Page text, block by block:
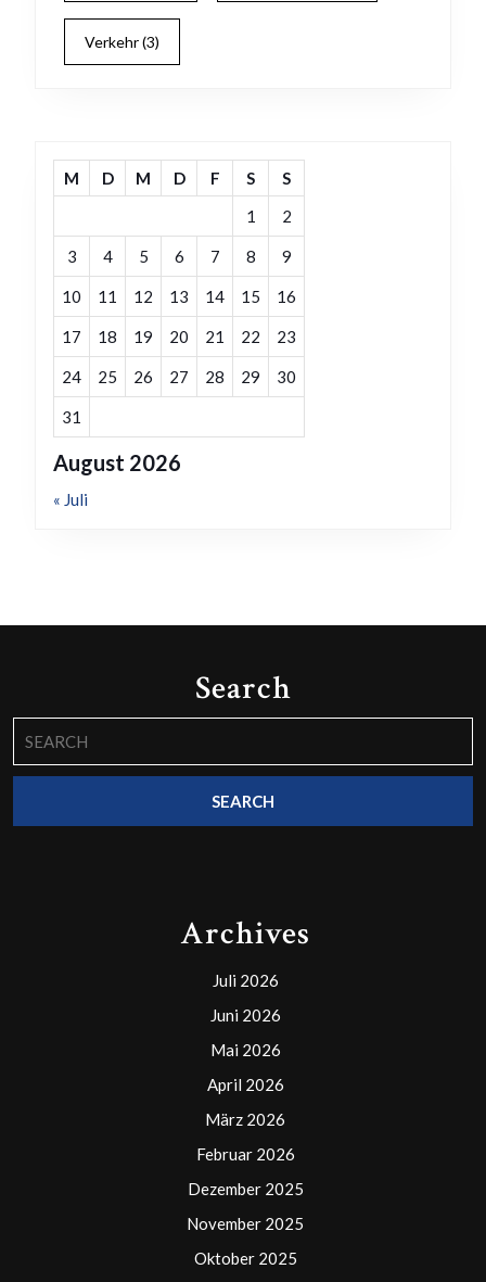
Verkehr(3)
August 2026
M D M D F S
S
1
2
3 4 5 6 7 8 9
10 11 12 13 14 15 16
17 18 19 20 21 22 23
24 25 26 27 28 29 30
31
« Juli
Search
for:
Archives
Juli 2026
Juni 2026
Mai 2026
April 2026
März 2026
Februar 2026
Dezember 2025
November 2025
Oktober 2025